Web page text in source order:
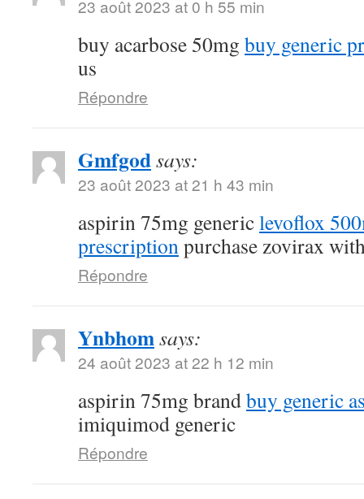
23 août 2023 at 0 h 55 min
buy acarbose 50mg buy generic
us
Répondre
Gmfgodsays:
23 août 2023 at 21 h 43 min
aspirin 75mg genericlevoflox
prescriptionpurchase zovirax
Répondre
Ynbhomsays:
24 août 2023 at 22 h 12 min
aspirin 75mg brandbuy generic
imiquimod generic
Répondre